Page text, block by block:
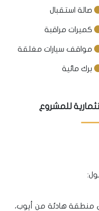
صالة استقبال
كميرات مراقبة
مواقف سيارات مغلقة
برك مائية
للمشروع
منطقة هادئة من أيوب،